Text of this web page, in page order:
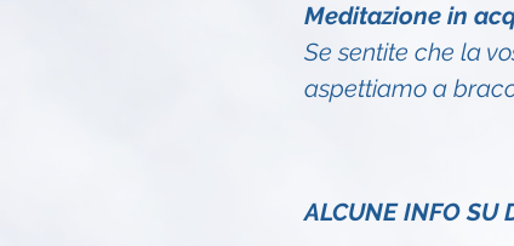
Meditazione in
Se sentite che la
aspettiamo a
ALCUNE INFO SU